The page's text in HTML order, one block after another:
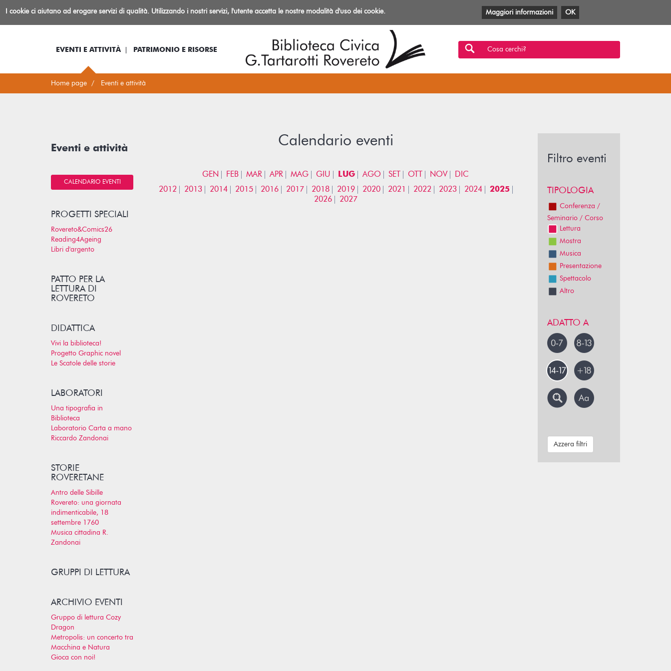
BibliotecaIo sono... Log-in Informazioni
Facebook
TwitterYouTube
Anobii
SBTMlol
EVENTI E ATTIVITÀ PATRIMONIO E RISORSE Cosa cerchi?
Home page Eventi e attività
Calendario eventi
GEN FEB MAR APR MAG GIU LUG AGO SET OTT NOV
DIC
2012
2013 2014 2015 2016 2017 2018 2019 2020 2021 2022 2023 2024
2025
2026
2027
Eventi e attività
CALENDARIO EVENTI
PROGETTI SPECIALI
Rovereto&Comics26
Reading4Ageing
Libri d'argento
PATTO PER LA
LETTURA DI
ROVERETO
DIDATTICA
Vivi la biblioteca!
Progetto Graphic novel
Le Scatole delle storie
LABORATORI
Una tipografia in
Biblioteca
Laboratorio Carta a mano
Riccardo Zandonai
STORIE
ROVERETANE
Antro delle Sibille
Rovereto: una giornata
indimenticabile, 18
settembre 1760
Musica cittadina R.
Zandonai
GRUPPI DI LETTURA
ARCHIVIO EVENTI
Gruppo di lettura Cozy
Dragon
Metropolis: un concerto tra
Macchina e Natura
Gioca con noi!
Filtro eventi
TIPOLOGIA
Conferenza /
Seminario / Corso
Lettura
Mostra
Musica
Presentazione
Spettacolo
Altro
ADATTO A
Azzera filtri
I cookie ci aiutano ad erogare servizi di qualità. Utilizzando i nostri servizi, l'utente accetta le nostre modalità d'uso dei cookie. Maggiori informazioni OK